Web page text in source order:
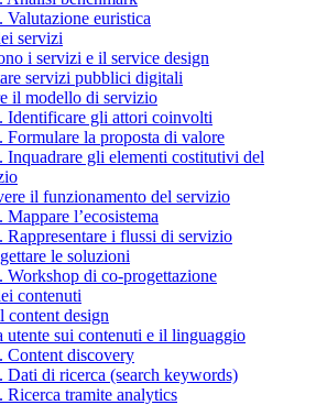
Valutazione euristica
servizi
i servizi e il service design
servizi pubblici digitali
il modello di servizio
Identificare gli attori coinvolti
Formulare la proposta di valore
Inquadrare gli elementi costitutivi del
il funzionamento del servizio
Mappare l’ecosistema
Rappresentare i flussi di servizio
le soluzioni
Workshop di co-progettazione
contenuti
content design
utente sui contenuti e il linguaggio
Content discovery
Dati di ricerca (search keywords)
Ricerca tramite analytics